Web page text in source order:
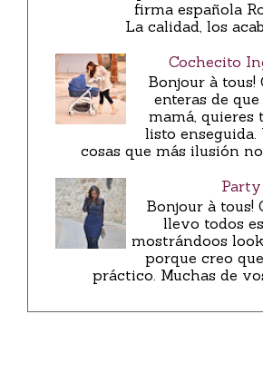
firma española
La calidad, los
Cochecito
Bonjour à tous!
enteras de
mamá, quieres
listo enseguida.
cosas que más ilusión
Party
Bonjour à tous!
llevo todos
mostrándoos
porque creo
práctico. Muchas de